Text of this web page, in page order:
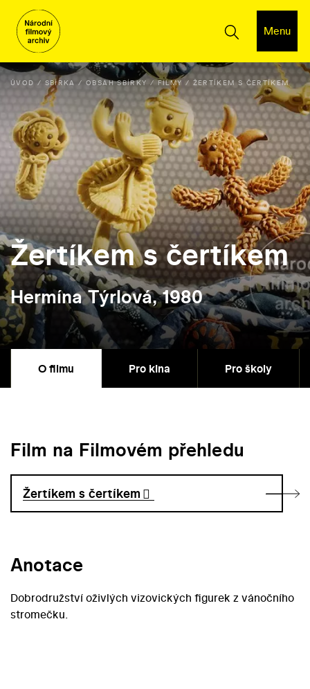
Menu
ÚVOD SBÍRKA OBSAH SBÍRKY FILMY ŽERTÍKEM S ČERTÍKEM
Žertíkem s čertíkem
Hermína Týrlová, 1980
O filmu Pro kina Pro školy
Film na Filmovém přehledu
Žertíkem s čertíkem
Anotace
Dobrodružství oživlých vizovických figurek z vánočního
stromečku.